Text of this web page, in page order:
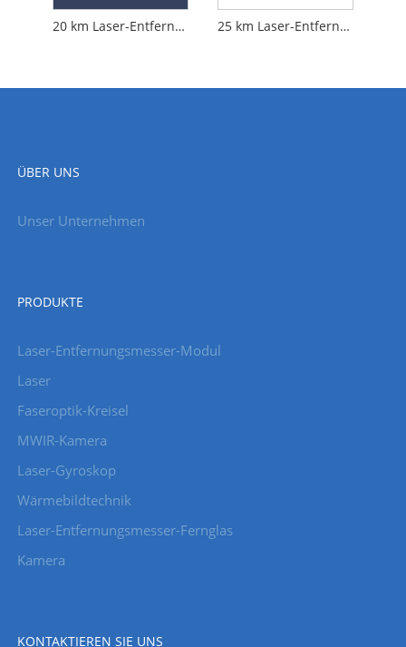
20 km Laser-Entfernungsmesser-Modul 25 km Laser-Entfernungsmesser-Modul
ÜBER UNS
Unser Unternehmen
PRODUKTE
Laser-Entfernungsmesser-Modul
Laser
Faseroptik-Kreisel
MWIR-Kamera
Laser-Gyroskop
Wärmebildtechnik
Laser-Entfernungsmesser-Fernglas
Kamera
KONTAKTIEREN SIE UNS